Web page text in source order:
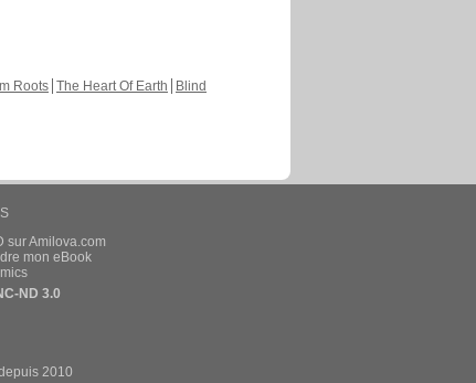
Roots The Heart Of Earth
Blind
sur Amilova.com
mon eBook
ND 3.0
2010